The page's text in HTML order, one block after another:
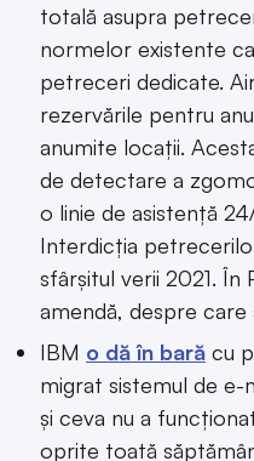
totală asupra
normelor existente
petreceri dedicate.
rezervările pentru
anumite locații.
de detectare a
o linie de asistență
Interdicția
sfârșitul verii 2021. În
amendă, despre care
IBM o dă în bară cu
migrat sistemul de
și ceva nu a
oprite toată